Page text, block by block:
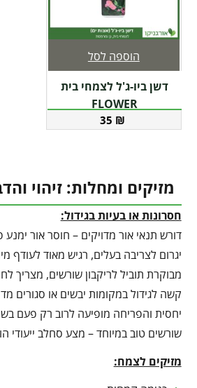
דשן ביו-ג'ל לצמחי בית
FLOWER
35 ₪
הוספה לסל
מזיקים ומחלות: זיהוי
חסרונות או בעיות בגידול:
דורש תנאי אור מדויקים – חוסר אור ימנע
יגרום לצריבה בעלים, רגיש מאוד לעודף
מבוקרת תוביל לריקבון שורשים, מצריך
קשה לגידול במקומות יבשים או סגורים
יחסית והפריחה מופיעה לרוב רק פעם
שורשים טוב במיוחד – מצע סחלב ייעודי
מזיקים לצמח: